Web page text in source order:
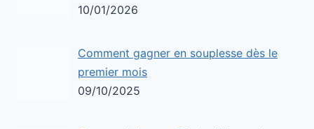
10/01/2026
Comment gagner en souplesse dès le
premier mois
09/10/2025